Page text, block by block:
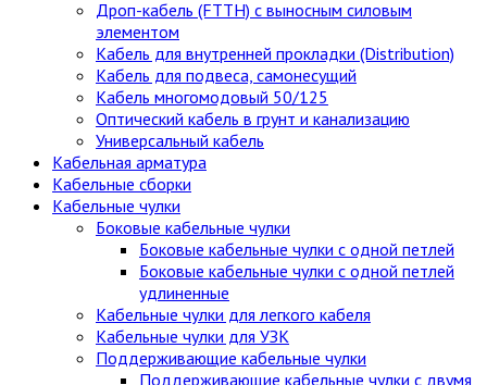
Дроп-кабель (FTTH) с выносным силовым
элементом
Кабель для внутренней прокладки (Distribution)
Кабель для подвеса, самонесущий
Кабель многомодовый 50/125
Оптический кабель в грунт и канализацию
Универсальный кабель
Кабельная арматура
Кабельные сборки
Кабельные чулки
Боковые кабельные чулки
Боковые кабельные чулки с одной петлей
Боковые кабельные чулки с одной петлей
удлиненные
Кабельные чулки для легкого кабеля
Кабельные чулки для УЗК
Поддерживающие кабельные чулки
Поддерживающие кабельные чулки с двумя